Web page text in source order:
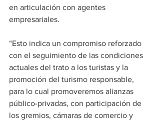
en articulación con agentes
empresariales.
“Esto indica un compromiso reforzado
con el seguimiento de las condiciones
actuales del trato a los turistas y la
promoción del turismo responsable,
para lo cual promoveremos alianzas
público-privadas, con participación de
los gremios, cámaras de comercio y